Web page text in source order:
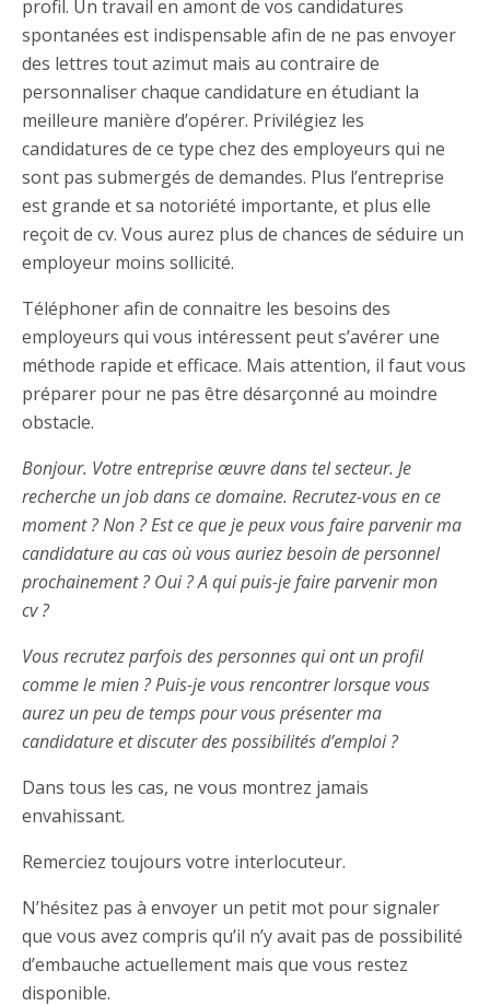
profil. Un travail en amont de vos candidatures
spontanées est indispensable afin de ne pas envoyer
des lettres tout azimut mais au contraire de
personnaliser chaque candidature en étudiant la
meilleure manière d’opérer. Privilégiez les
candidatures de ce type chez des employeurs qui ne
sont pas submergés de demandes. Plus l’entreprise
est grande et sa notoriété importante, et plus elle
reçoit de cv. Vous aurez plus de chances de séduire un
employeur moins sollicité.
Téléphoner afin de connaitre les besoins des
employeurs qui vous intéressent peut s’avérer une
méthode rapide et efficace. Mais attention, il faut vous
préparer pour ne pas être désarçonné au moindre
obstacle.
Bonjour. Votre entreprise œuvre dans tel secteur. Je
recherche un job dans ce domaine. Recrutez-vous en ce
moment ? Non ? Est ce que je peux vous faire parvenir ma
candidature au cas où vous auriez besoin de personnel
prochainement ? Oui ? A qui puis-je faire parvenir mon
cv ?
Vous recrutez parfois des personnes qui ont un profil
comme le mien ? Puis-je vous rencontrer lorsque vous
aurez un peu de temps pour vous présenter ma
candidature et discuter des possibilités d’emploi ?
Dans tous les cas, ne vous montrez jamais
envahissant.
Remerciez toujours votre interlocuteur.
N’hésitez pas à envoyer un petit mot pour signaler
que vous avez compris qu’il n’y avait pas de possibilité
d’embauche actuellement mais que vous restez
disponible.